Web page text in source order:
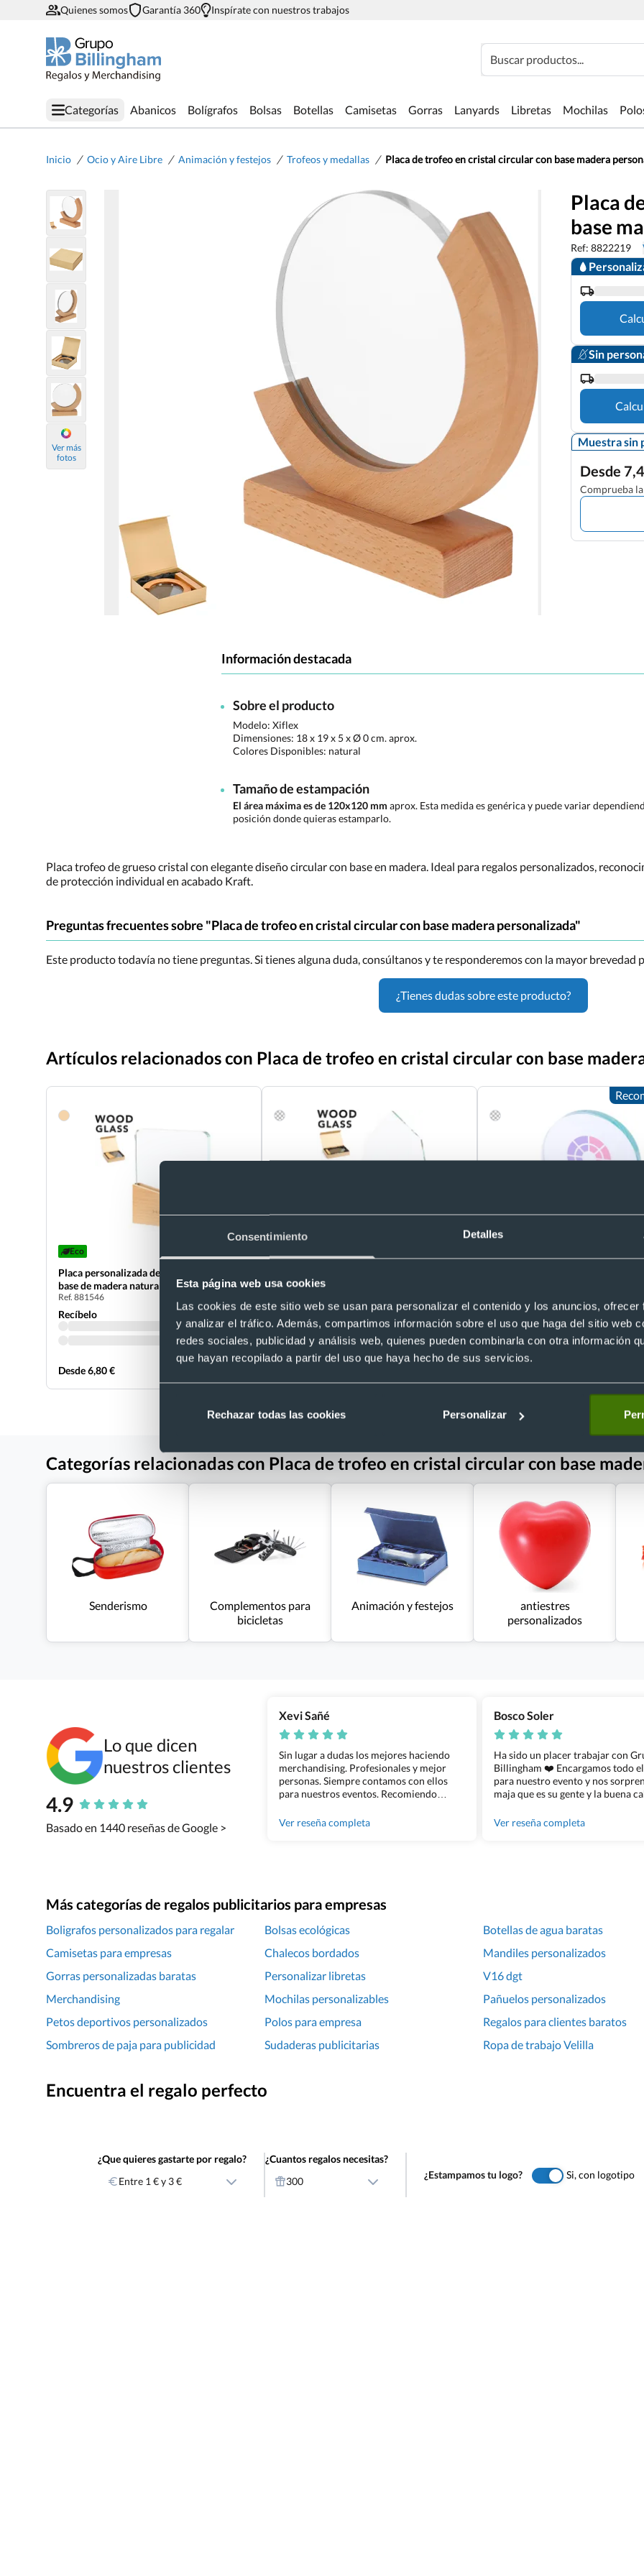
Consentimiento Detalles
Esta página web usa cookies
Las cookies de este sitio web se usan para personalizar el contenido y los anuncios,
y analizar el tráfico. Además, compartimos información sobre el uso que haga del sitio web
redes sociales, publicidad y análisis web, quienes pueden combinarla con otra información
que hayan recopilado a partir del uso que haya hecho de sus servicios.
Rechazar todas las cookies Personalizar
Quienes somos Garantía 360 Inspírate con nuestros trabajos
Buscar productos...
Categorías Abanicos Bolígrafos Bolsas Botellas Camisetas Gorras Lanyards Libretas Mochilas
Inicio / Ocio y Aire Libre / Animación y festejos / Trofeos y medallas / Placa de trofeo en cristal circular con base madera
Ver más
fotos
Placa
base
Ref: 8822219
Sin
Muestra sin
Desde
Comprueba
Información destacada
Sobre el producto
Modelo: Xiflex
Dimensiones: 18 x 19 x 5 x Ø 0 cm. aprox.
Colores Disponibles: natural
Tamaño de estampación
El área máxima es de 120x120 mm aprox. Esta medida es genérica y puede variar
posición donde quieras estamparlo.
Placa trofeo de grueso cristal con elegante diseño circular con base en madera. Ideal para regalos personalizados,
de protección individual en acabado Kraft.
Preguntas frecuentes sobre "Placa de trofeo en cristal circular con base madera personalizada"
Este producto todavía no tiene preguntas. Si tienes alguna duda, consúltanos y te responderemos con la mayor brevedad
¿Tienes dudas sobre este producto?
Artículos relacionados con Placa de trofeo en cristal circular con base
Eco
Placa personalizada de cristal grueso con
base de madera natural
Ref. 881546
Recíbelo
Desde 6,80 €
madera natural
Recíbelo
Trofeo de cristal circular
Categorías relacionadas con Placa de trofeo en cristal circular con base
Senderismo
Complementos para
bicicletas
Animación y festejos
antiestres
personalizados
Lo que dicen
nuestros clientes
4.9
Basado en 1440 reseñas de Google >
Xevi Sañé
Sin lugar a dudas los mejores haciendo
merchandising. Profesionales y mejor
personas. Siempre contamos con ellos
para nuestros eventos. Recomiendo
Ver reseña completa
Bosco Soler
Ha sido un placer trabajar con
Billingham ❤️ Encargamos todo
para nuestro evento y nos
maja que es su gente y la buena
100% recomendado!!
Ver reseña completa
Más categorías de regalos publicitarios para empresas
Boligrafos personalizados para regalar Bolsas ecológicas Botellas de agua baratas
Camisetas para empresas
Chalecos bordados Mandiles personalizados
Gorras personalizadas baratas
Personalizar libretas V16 dgt
Merchandising
Mochilas personalizables Pañuelos personalizados
Petos deportivos personalizados
Polos para empresa Regalos para clientes baratos
Sombreros de paja para publicidad
Sudaderas publicitarias Ropa de trabajo Velilla
Encuentra el regalo perfecto
¿Que quieres gastarte por regalo?
Entre 1 € y 3 €
¿Cuantos regalos necesitas?
300
¿Estampamos tu logo? Si, con logotipo